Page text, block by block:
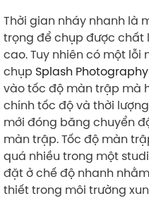
Thời gian nháy nhanh là
trọng để chụp được chất
cao. Tuy nhiên có một
chụp Splash Photography
vào tốc độ màn trập mà
chính tốc độ và thời
mới đóng băng chuyển
màn trập. Tốc độ màn
quá nhiều trong một
đặt ở chế độ nhanh
thiết trong môi trường